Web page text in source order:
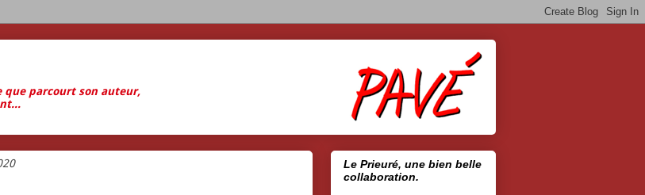
que parcourt son auteur,
Le Prieuré, une bien belle
collaboration.